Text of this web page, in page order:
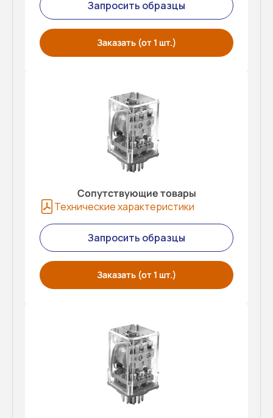
Запросить образцы
Заказать (от 1 шт.)
Сопутствующие товары
Технические характеристики
Запросить образцы
Заказать (от 1 шт.)